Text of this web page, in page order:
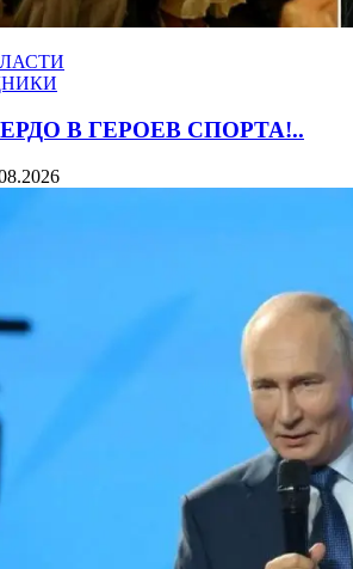
В ГЕРОЕВ СПОРТА!..